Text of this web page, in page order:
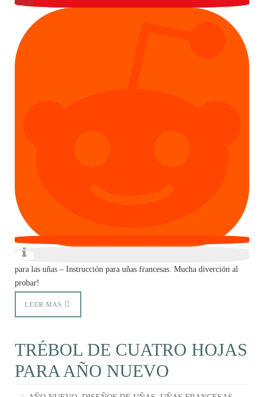
para las uñas – Instrucción para uñas francesas. Mucha diverción al
probar!
LEER MAS
TRÉBOL DE CUATRO HOJAS
PARA AÑO NUEVO